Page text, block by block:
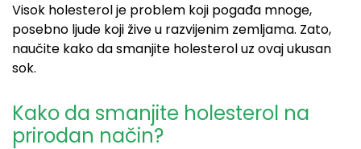
Visok holesterol je problem koji pogađa mnoge,
posebno ljude koji žive u razvijenim zemljama. Zato,
naučite kako da smanjite holesterol uz ovaj ukusan
sok.
Kako da smanjite holesterol na
prirodan način?